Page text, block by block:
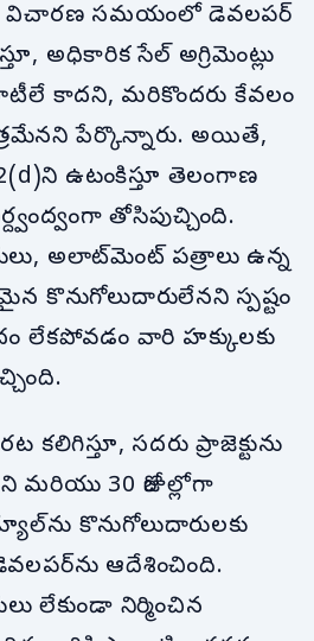
విచారణ సమయంలో డెవలపర్
అధికారిక సేల్ అగ్రిమెంట్లు
కాదని, మరికొందరు కేవలం
పేర్కొన్నారు. అయితే,
ఉటంకిస్తూ తెలంగాణ
తోసిపుచ్చింది.
అలాట్‌మెంట్ పత్రాలు ఉన్న
కొనుగోలుదారులేనని స్పష్టం
లేకపోవడం వారి హక్కులకు
కలిగిస్తూ, సదరు ప్రాజెక్టును
మరియు 30 రోజుల్లోగా
కొనుగోలుదారులకు
ఆదేశించింది.
లేకుండా నిర్మించిన